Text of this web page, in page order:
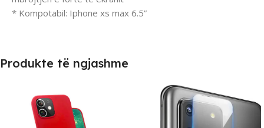
* Kompotabil: Iphone xs max 6.5”
Produkte të ngjashme